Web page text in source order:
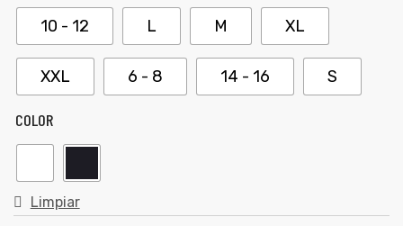
10 - 12 L M XL
XXL 6 - 8 14 - 16 S
COLOR
Limpiar